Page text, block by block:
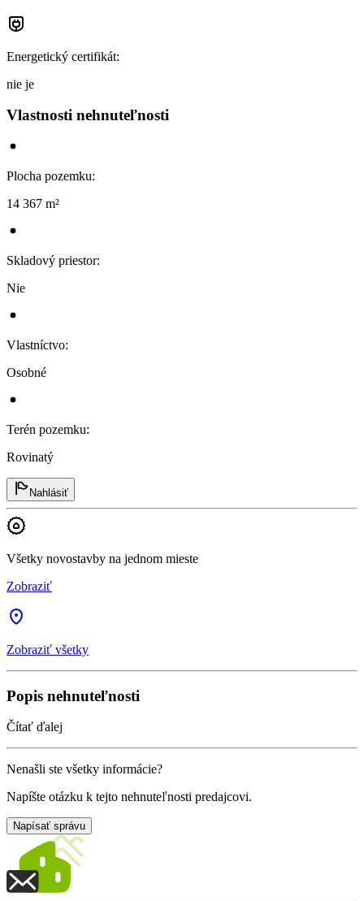
Energetický certifikát:
nie je
Vlastnosti nehnuteľnosti
Plocha pozemku:
14 367 m²
Skladový priestor:
Nie
Vlastníctvo:
Osobné
Terén pozemku:
Rovinatý
Nahlásiť
Všetky novostavby na jednom mieste
Zobraziť
Zobraziť všetky
Popis nehnuteľnosti
Čítať ďalej
Nenašli ste všetky informácie?
Napíšte otázku k tejto nehnuteľnosti predajcovi.
Napísať správu